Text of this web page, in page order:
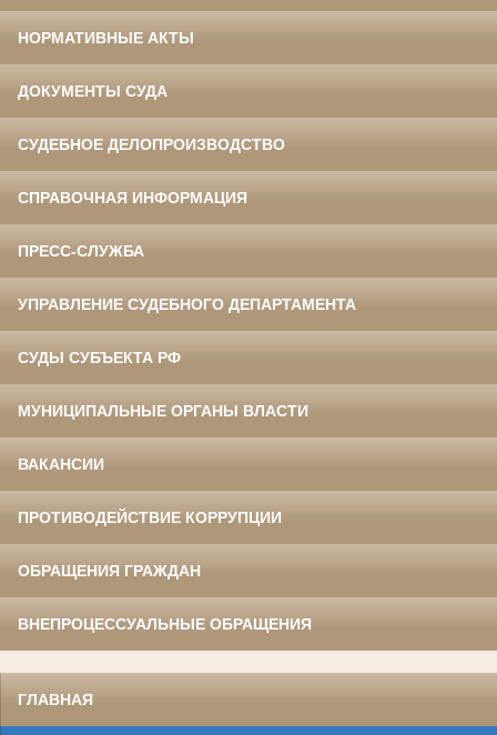
НОРМАТИВНЫЕ АКТЫ
ДОКУМЕНТЫ СУДА
СУДЕБНОЕ ДЕЛОПРОИЗВОДСТВО
СПРАВОЧНАЯ ИНФОРМАЦИЯ
ПРЕСС-СЛУЖБА
УПРАВЛЕНИЕ СУДЕБНОГО ДЕПАРТАМЕНТА
СУДЫ СУБЪЕКТА РФ
МУНИЦИПАЛЬНЫЕ ОРГАНЫ ВЛАСТИ
ВАКАНСИИ
ПРОТИВОДЕЙСТВИЕ КОРРУПЦИИ
ОБРАЩЕНИЯ ГРАЖДАН
ВНЕПРОЦЕССУАЛЬНЫЕ ОБРАЩЕНИЯ
ГЛАВНАЯ